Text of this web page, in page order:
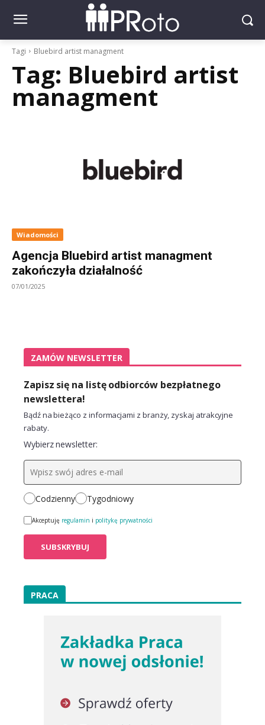
Tagi Bluebird artist managment
Tag: Bluebird artist
managment
Wiadomości
Agencja Bluebird artist managment
zakończyła działalność
07/01/2025
ZAMÓW NEWSLETTER
Zapisz się na listę odbiorców bezpłatnego
newslettera!
Bądź na bieżąco z informacjami z branży, zyskaj atrakcyjne
rabaty.
Wybierz newsletter:
Codzienny Tygodniowy
Akceptuję regulamin i politykę prywatności
PRACA